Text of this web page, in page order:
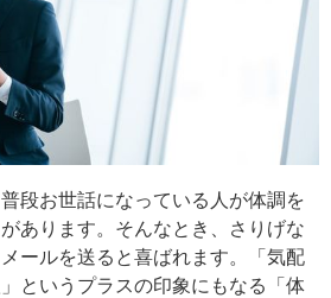
段お世話になっている人が体調を
あります。そんなとき、さりげな
ールを送ると喜ばれます。「気配
というプラスの印象にもなる「体